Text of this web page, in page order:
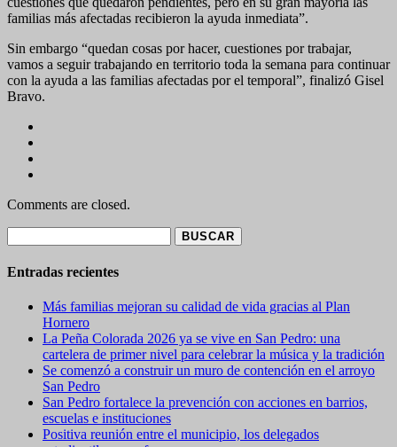
familias más afectadas recibieron la ayuda inmediata”.
Sin embargo “quedan cosas por hacer, cuestiones por trabajar,
vamos a seguir trabajando en territorio toda la semana para continuar
con la ayuda a las familias afectadas por el temporal”, finalizó Gisel
Bravo.
Comments are closed.
Entradas recientes
Más familias mejoran su calidad de vida gracias al Plan
Hornero
La Peña Colorada 2026 ya se vive en San Pedro: una
cartelera de primer nivel para celebrar la música y la tradición
Se comenzó a construir un muro de contención en el arroyo
San Pedro
San Pedro fortalece la prevención con acciones en barrios,
escuelas e instituciones
Positiva reunión entre el municipio, los delegados